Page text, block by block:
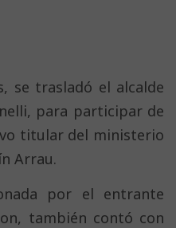
se trasladó el alcalde
para participar de
titular del ministerio
Arrau.
por el entrante
también contó con